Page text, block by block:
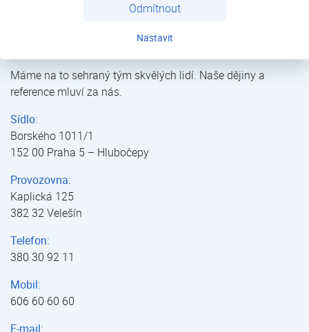
Odmítnout
Nastavit
Již přes 35 let prodáváme, montujeme, servisujeme a
Máme na to sehraný tým skvělých lidí. Naše dějiny a
reference mluví za nás.
Sídlo:
Borského 1011/1
152 00 Praha 5 – Hlubočepy
Provozovna:
Kaplická 125
382 32 Velešín
Telefon:
380 30 92 11
Mobil:
606 60 60 60
E-mail: